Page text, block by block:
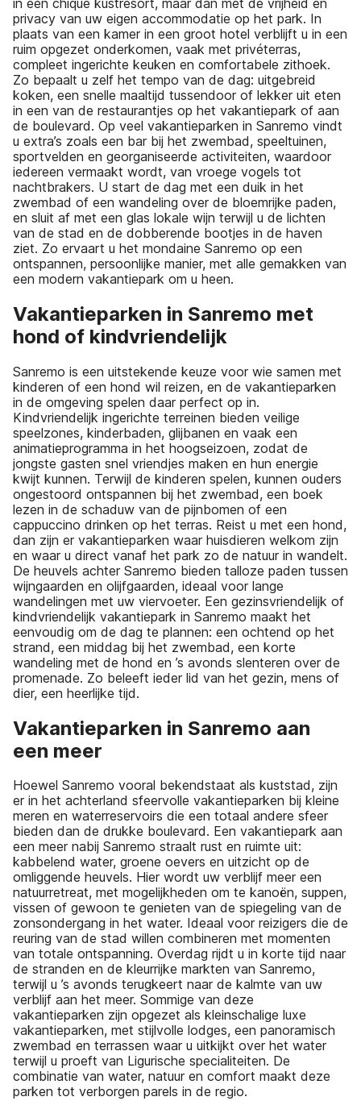
privacy van uw eigen accommodatie op het park. In
plaats van een kamer in een groot hotel verblijft u in een
ruim opgezet onderkomen, vaak met privéterras,
compleet ingerichte keuken en comfortabele zithoek.
Zo bepaalt u zelf het tempo van de dag: uitgebreid
koken, een snelle maaltijd tussendoor of lekker uit eten
in een van de restaurantjes op het vakantiepark of aan
de boulevard. Op veel vakantieparken in Sanremo vindt
u extra’s zoals een bar bij het zwembad, speeltuinen,
sportvelden en georganiseerde activiteiten, waardoor
iedereen vermaakt wordt, van vroege vogels tot
nachtbrakers. U start de dag met een duik in het
zwembad of een wandeling over de bloemrijke paden,
en sluit af met een glas lokale wijn terwijl u de lichten
van de stad en de dobberende bootjes in de haven
ziet. Zo ervaart u het mondaine Sanremo op een
ontspannen, persoonlijke manier, met alle gemakken van
een modern vakantiepark om u heen.
Vakantieparken in Sanremo met
hond of kindvriendelijk
Sanremo is een uitstekende keuze voor wie samen met
kinderen of een hond wil reizen, en de vakantieparken
in de omgeving spelen daar perfect op in.
Kindvriendelijk ingerichte terreinen bieden veilige
speelzones, kinderbaden, glijbanen en vaak een
animatieprogramma in het hoogseizoen, zodat de
jongste gasten snel vriendjes maken en hun energie
kwijt kunnen. Terwijl de kinderen spelen, kunnen ouders
ongestoord ontspannen bij het zwembad, een boek
lezen in de schaduw van de pijnbomen of een
cappuccino drinken op het terras. Reist u met een hond,
dan zijn er vakantieparken waar huisdieren welkom zijn
en waar u direct vanaf het park zo de natuur in wandelt.
De heuvels achter Sanremo bieden talloze paden tussen
wijngaarden en olijfgaarden, ideaal voor lange
wandelingen met uw viervoeter. Een gezinsvriendelijk of
kindvriendelijk vakantiepark in Sanremo maakt het
eenvoudig om de dag te plannen: een ochtend op het
strand, een middag bij het zwembad, een korte
wandeling met de hond en ’s avonds slenteren over de
promenade. Zo beleeft ieder lid van het gezin, mens of
dier, een heerlijke tijd.
Vakantieparken in Sanremo aan
een meer
Hoewel Sanremo vooral bekendstaat als kuststad, zijn
er in het achterland sfeervolle vakantieparken bij kleine
meren en waterreservoirs die een totaal andere sfeer
bieden dan de drukke boulevard. Een vakantiepark aan
een meer nabij Sanremo straalt rust en ruimte uit:
kabbelend water, groene oevers en uitzicht op de
omliggende heuvels. Hier wordt uw verblijf meer een
natuurretreat, met mogelijkheden om te kanoën, suppen,
vissen of gewoon te genieten van de spiegeling van de
zonsondergang in het water. Ideaal voor reizigers die de
reuring van de stad willen combineren met momenten
van totale ontspanning. Overdag rijdt u in korte tijd naar
de stranden en de kleurrijke markten van Sanremo,
terwijl u ’s avonds terugkeert naar de kalmte van uw
verblijf aan het meer. Sommige van deze
vakantieparken zijn opgezet als kleinschalige luxe
vakantieparken, met stijlvolle lodges, een panoramisch
zwembad en terrassen waar u uitkijkt over het water
terwijl u proeft van Ligurische specialiteiten. De
combinatie van water, natuur en comfort maakt deze
parken tot verborgen parels in de regio.